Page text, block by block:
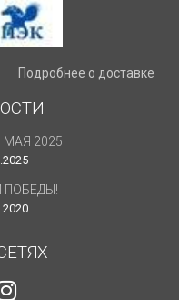
Дата:
маслоохладитель...
Подробнее о доставке
2025
ПОБЕДЫ!